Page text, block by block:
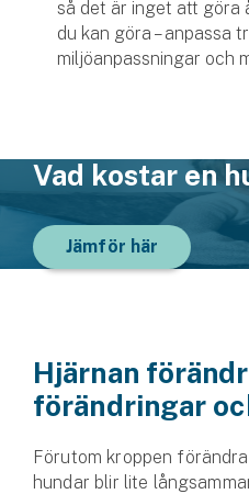
så det är inget att göra
du kan göra – anpassa
miljöanpassningar och
Vad kostar en
Jämför här
Hjärnan
förändringar
Förutom kroppen
hundar blir lite